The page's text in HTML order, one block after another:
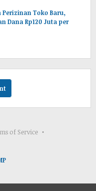
Toko Baru,
Dana Rp120 Juta per
of Service